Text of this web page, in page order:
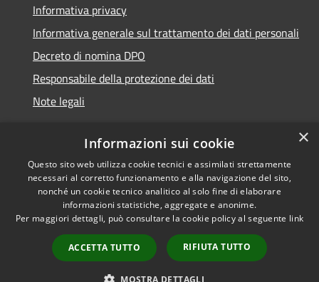
Informativa privacy
Informativa generale sul trattamento dei dati personali
Decreto di nomina DPO
Responsabile della protezione dei dati
Note legali
RSS
Accessibilità
Cookie
Mappa del sito
Piano di miglioramento
© 2021 - 2026 Comune di
Chiavari -Area Riservata
×
Informazioni sui cookie
Questo sito web utilizza cookie tecnici e assimilati strettamente
necessari al corretto funzionamento e alla navigazione del sito,
nonché un cookie tecnico analitico al solo fine di elaborare
informazioni statistiche, aggregate e anonime.
Per maggiori dettagli, può consultare la cookie policy al seguente link
ACCETTA TUTTO RIFIUTA TUTTO
MOSTRA DETTAGLI